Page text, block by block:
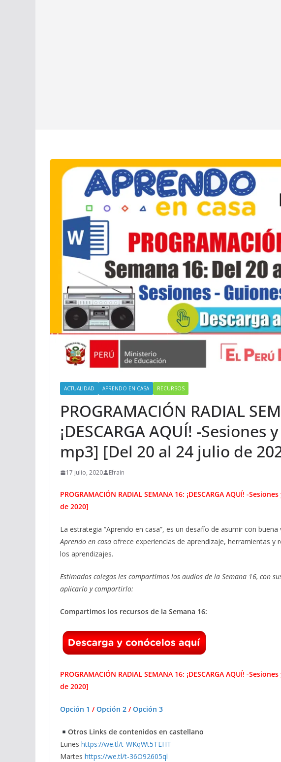
ACTUALIDAD APRENDO EN CASA RECURSOS
PROGRAMACIÓN RADIAL
¡DESCARGA AQUÍ! -
mp3] [Del 20 al 24 julio de
17 julio, 2020 Efrain
PROGRAMACIÓN RADIAL SEMANA 16: ¡DESCARGA AQUÍ! -
de 2020]
La estrategia “Aprendo en casa”, es un desafío de asumir con buena
Aprendo en casa ofrece experiencias de aprendizaje, herramientas
los aprendizajes.
Estimados colegas les compartimos los audios de la Semana 16, con
aplicarlo y compartirlo:
Compartimos los recursos de la Semana 16:
PROGRAMACIÓN RADIAL SEMANA 16: ¡DESCARGA AQUÍ! -
de 2020]
Opción 1 /Opción 2 /Opción 3
Otros Links de contenidos en castellano
Lunes https://we.tl/t-WKqWt5TEHT
Martes https://we.tl/t-36O92605ql